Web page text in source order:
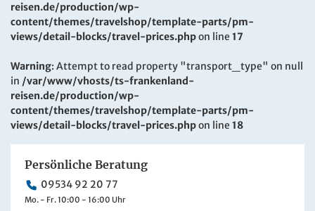
reisen.de/production/wp-
content/themes/travelshop/template-parts/pm-
views/detail-blocks/travel-prices.phpon line 17
Warning: Attempt to read property "transport_type" on null
in /var/www/vhosts/ts-frankenland-
reisen.de/production/wp-
content/themes/travelshop/template-parts/pm-
views/detail-blocks/travel-prices.phpon line 18
Persönliche Beratung
09534 92 20 77
Mo. - Fr. 10:00 - 16:00 Uhr